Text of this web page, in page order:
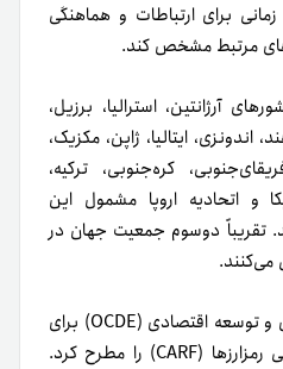
برای ارتباطات و هماهنگی
مرتبط مشخص کند.
آرژانتین، استرالیا، برزیل،
اندونزی، ایتالیا، ژاپن، مکزیک،
کره‌جنوبی، ترکیه،
و اتحادیه اروپا مشمول این
تقریباً دوسوم جمعیت جهان در
در سال ۲۰۲۲، سازمان همکاری و توسعه اقتصادی (OCDE) برای
اولین‌بار چهارچوب گزارش‌دهی رمزارزها (CARF) را مطرح کرد.